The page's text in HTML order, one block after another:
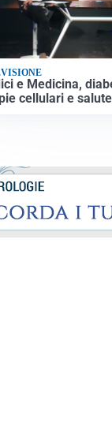
e Medicina,
cellulari e